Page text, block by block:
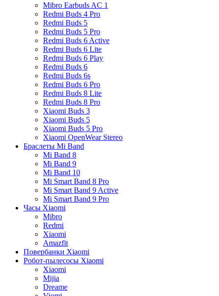
Mibro Earbuds AC 1
Redmi Buds 4 Pro
Redmi Buds 5
Redmi Buds 5 Pro
Redmi Buds 6 Active
Redmi Buds 6 Lite
Redmi Buds 6 Play
Redmi Buds 6
Redmi Buds 6s
Redmi Buds 6 Pro
Redmi Buds 8 Lite
Redmi Buds 8 Pro
Xiaomi Buds 3
Xiaomi Buds 5
Xiaomi Buds 5 Pro
Xiaomi OpenWear Stereo
Браслеты Mi Band
Mi Band 8
Mi Band 9
Mi Band 10
Mi Smart Band 8 Pro
Mi Smart Band 9 Active
Mi Smart Band 9 Pro
Часы Xiaomi
Mibro
Redmi
Xiaomi
Amazfit
Повербанки Xiaomi
Робот-пылесосы Xiaomi
Xiaomi
Mijia
Dreame